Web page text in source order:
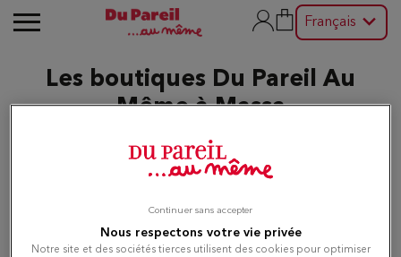
Français
Les boutiques Du Pareil Au
Même à Massa
Liste Carte
Nous respectons votre vie privée
Notre site et des sociétés tierces utilisent des cookies pour optimiser
Continuer sans accepter